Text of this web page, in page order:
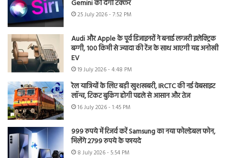
Gemini को देगी टक्कर
25 July 2026 - 7:52 PM
Audi और Apple के पूर्व डिजाइनरों ने बनाई लग्जरी इलेक्ट्रिक
बग्गी, 100 किमी से ज्यादा की रेंज के साथ आएगी यह अनोखी
EV
19 July 2026 - 4:48 PM
रेल यात्रियों के लिए बड़ी खुशखबरी, IRCTC की नई वेबसाइट
लॉन्च, टिकट बुकिंग होगी पहले से आसान और तेज
16 July 2026 - 1:45 PM
999 रुपये में रिजर्व करें Samsung का नया फोल्डेबल फोन,
मिलेंगे 2799 रुपये के फायदे
8 July 2026 - 5:54 PM